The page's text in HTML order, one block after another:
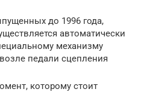
до 1996 года,
автоматически
механизму
педали сцепления
которому стоит